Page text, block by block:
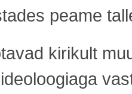
peame
kirikult